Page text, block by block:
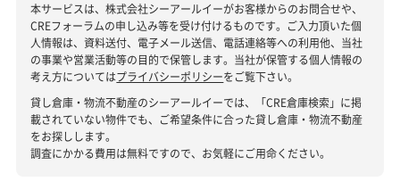
本サービスは、株式会社シーアールイーがお客様からのお問合せや、
CREフォーラムの申し込み等を受け付けるものです。ご入力頂いた個
人情報は、資料送付、電子メール送信、電話連絡等への利用他、当社
の事業や営業活動等の目的で保管します。当社が保管する個人情報の
考え方についてはプライバシーポリシーをご覧下さい。
貸し倉庫・物流不動産のシーアールイーでは、「CRE倉庫検索」に掲
載されていない物件でも、ご希望条件に合った貸し倉庫・物流不動産
をお探しします。
調査にかかる費用は無料ですので、お気軽にご用命ください。